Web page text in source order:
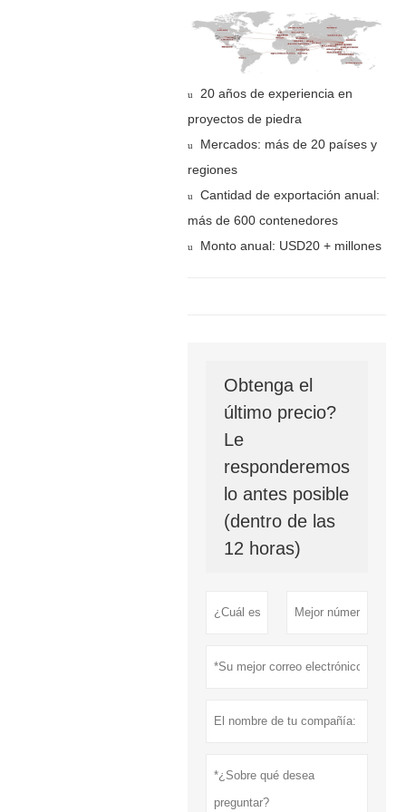
u20 años de experiencia en
proyectos de piedra
uMercados: más de 20 países y
regiones
uCantidad de exportación anual:
más de 600 contenedores
uMonto anual: USD20 + millones
Obtenga el
último precio?
Le
responderemos
lo antes posible
(dentro de las
12 horas)